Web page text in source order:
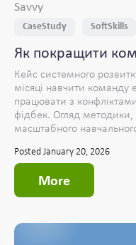
Savvy
CaseStudy SoftSkills
Як покращити
Кейс системного
місяці навчити команду
працювати з
фідбек. Огляд методики,
масштабного
Posted January 20, 2026
More